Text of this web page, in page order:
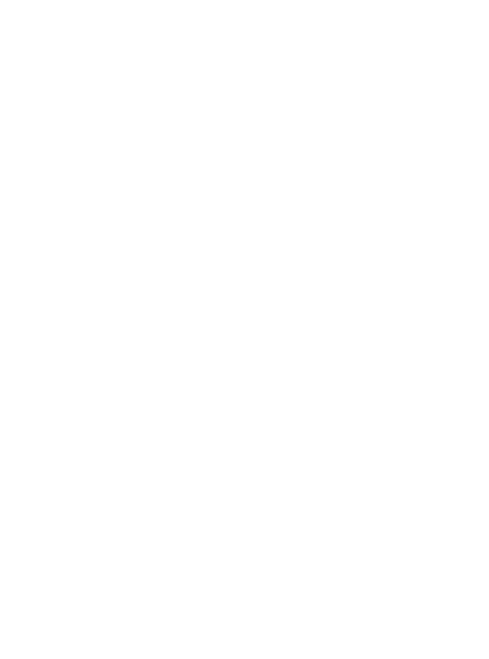
mais justo e nós não
Vale a pena esperar!